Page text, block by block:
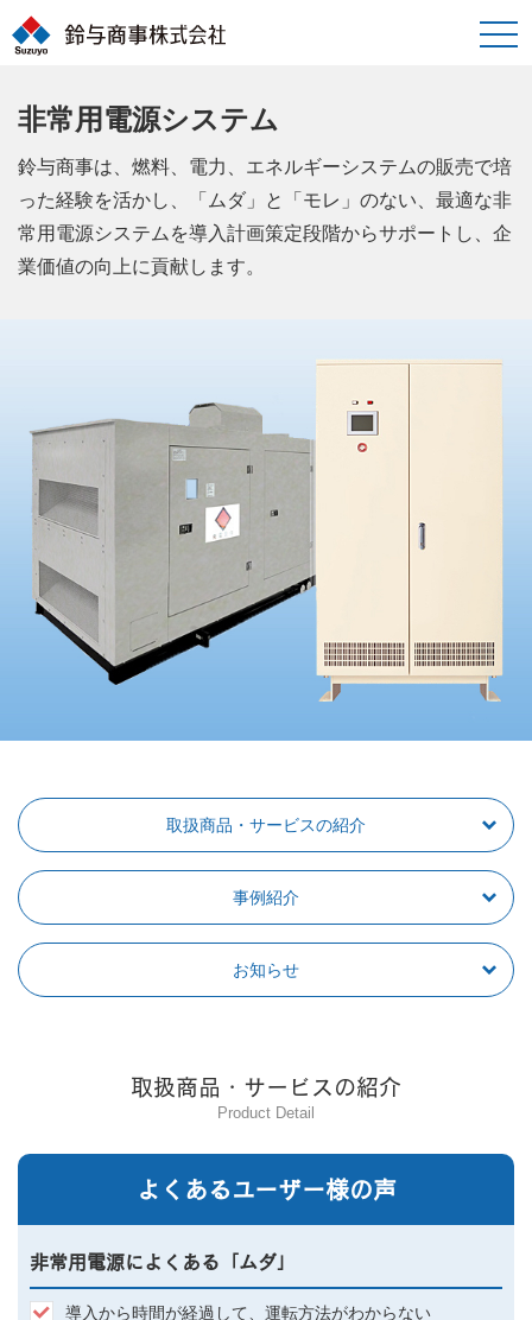
toggle
非常用電源システム
鈴与商事は、燃料、電力、エネルギーシステムの販売で培
った経験を活かし、「ムダ」と「モレ」のない、最適な非
常用電源システムを導入計画策定段階からサポートし、企
業価値の向上に貢献します。
取扱商品・サービスの紹介
事例紹介
お知らせ
取扱商品・サービスの紹介
Product Detail
よくあるユーザー様の声
非常用電源によくある「ムダ」
導入から時間が経過して、運転方法がわからない